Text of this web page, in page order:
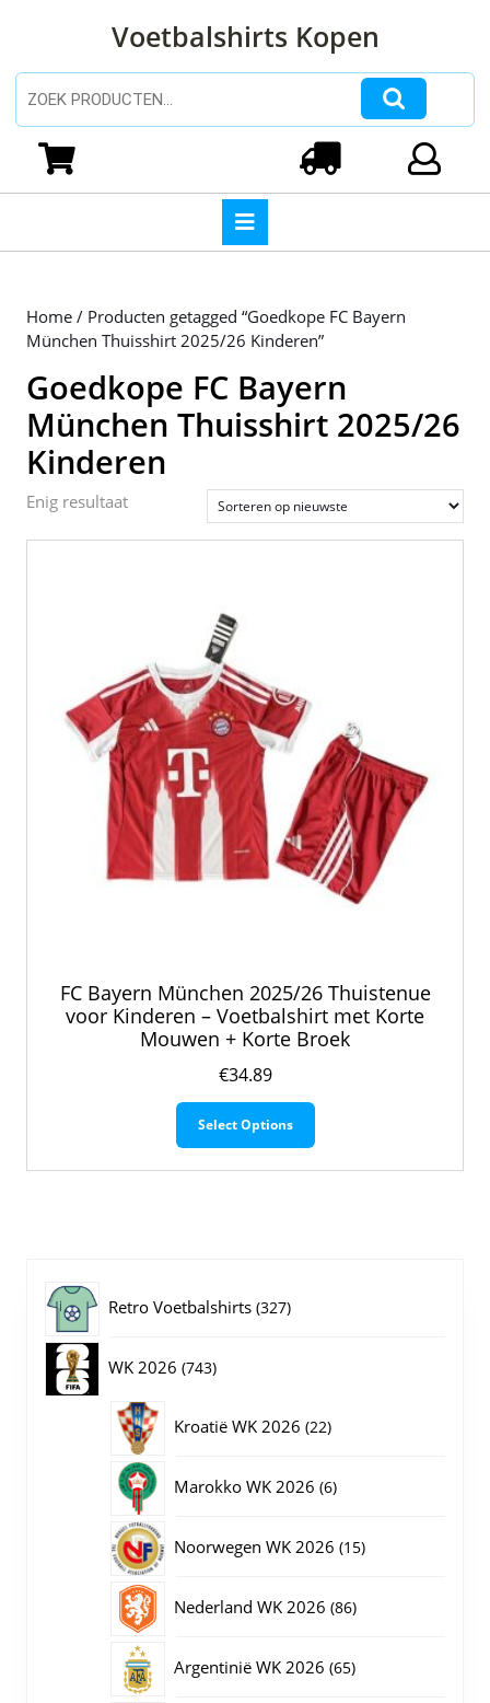
inhoud
Voetbalshirts Kopen
Zoeken naar:
Home / Producten getagged “Goedkope FC Bayern
München Thuisshirt 2025/26 Kinderen”
Goedkope FC Bayern
München Thuisshirt 2025/26
Kinderen
Enig resultaat
FC Bayern München 2025/26 Thuistenue
voor Kinderen – Voetbalshirt met Korte
Mouwen + Korte Broek
€34.89
Select Options
Dit
Retro Voetbalshirts 327327
WK 2026 743743
Kroatië WK 2026 2222
Marokko WK 2026 66
Noorwegen WK 2026 1515
Nederland WK 2026 8686
Argentinië WK 2026 6565